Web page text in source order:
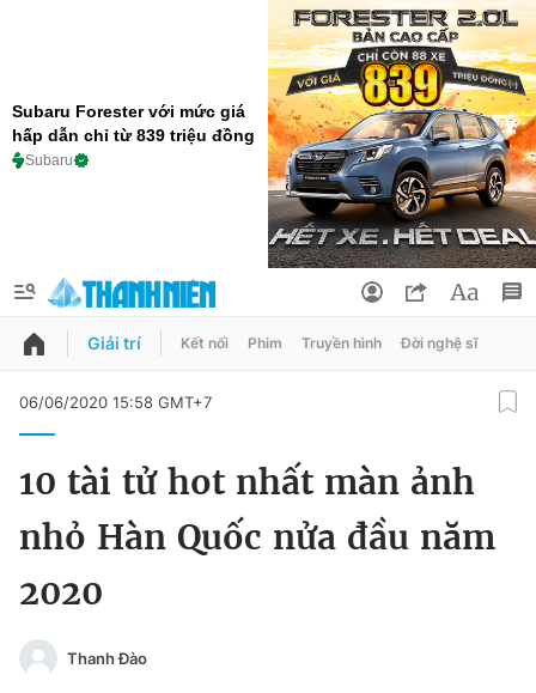
Subaru Forester với mức giá
hấp dẫn chỉ từ 839 triệu đồng
Subaru
QUẢNG CÁO
Đổi mật khẩu
Tin đã lưu
Tin đã xem
Đăng xuất
Giải trí Kết nối Phim Truyền hình Đời nghệ sĩ
06/06/2020 15:58 GMT+7
10 tài tử hot nhất màn ảnh
nhỏ Hàn Quốc nửa đầu năm
2020
Thanh Đào